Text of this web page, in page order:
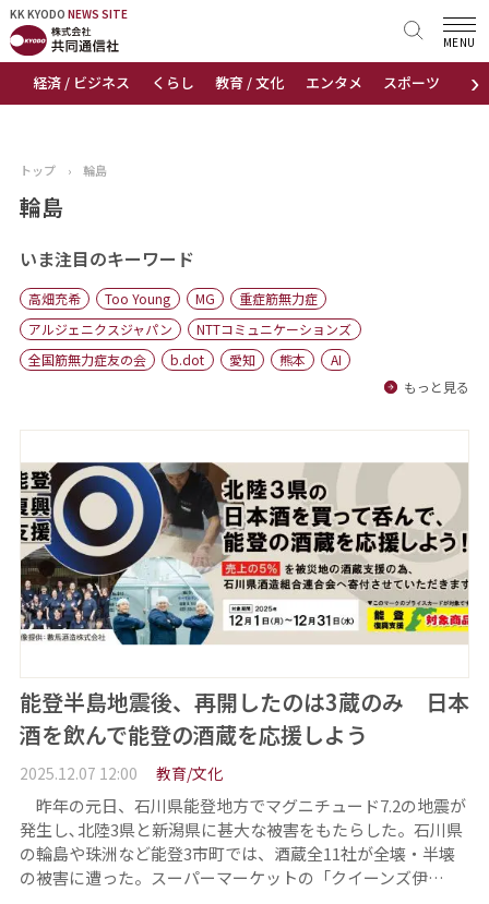
KK KYODO NEWS SITE
›
経済 / ビジネス くらし 教育 / 文化 エンタメ スポーツ 地域
MENU
KK KYODONEWS SITE
トップページ
ニュース
おすすめコンテンツ
出版物
会社概要
トップ › 輪島
輪島
いま注目のキーワード
高畑充希 Too Young MG
重症筋無力症
アルジェニクスジャパン
NTTコミュニケーションズ
全国筋無力症友の会
b.dot 愛知 熊本
AI
もっと見る
能登半島地震後、再開したのは3蔵のみ 日本
酒を飲んで能登の酒蔵を応援しよう
2025.12.07 12:00 教育/文化
昨年の元日、石川県能登地方でマグニチュード7.2の地震が
発生し､北陸3県と新潟県に甚大な被害をもたらした。石川県
の輪島や珠洲など能登3市町では、酒蔵全11社が全壊・半壊
の被害に遭った。スーパーマーケットの「クイーンズ伊…